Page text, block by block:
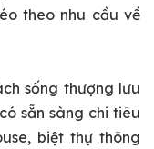
theo nhu cầu về
sống thượng lưu
sẵn sàng chi tiêu
biệt thự thông